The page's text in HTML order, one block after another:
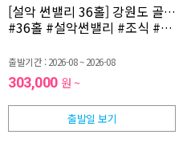
[설악 썬밸리 36홀] 강원도 골프
#36홀 #설악썬밸리 #조식 #강원
출발기간 : 2026-08 ~ 2026-08
303,000 원 ~
출발일 보기